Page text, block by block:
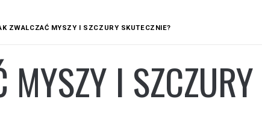
ZWALCZAĆ MYSZY I SZCZURY SKUTECZNIE?
MYSZY I SZCZURY